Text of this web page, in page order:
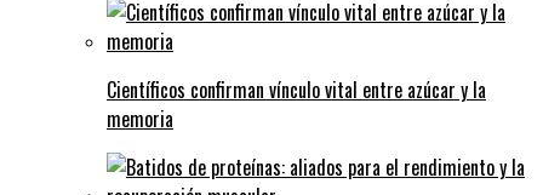
Científicos confirman vínculo vital entre azúcar y la
memoria